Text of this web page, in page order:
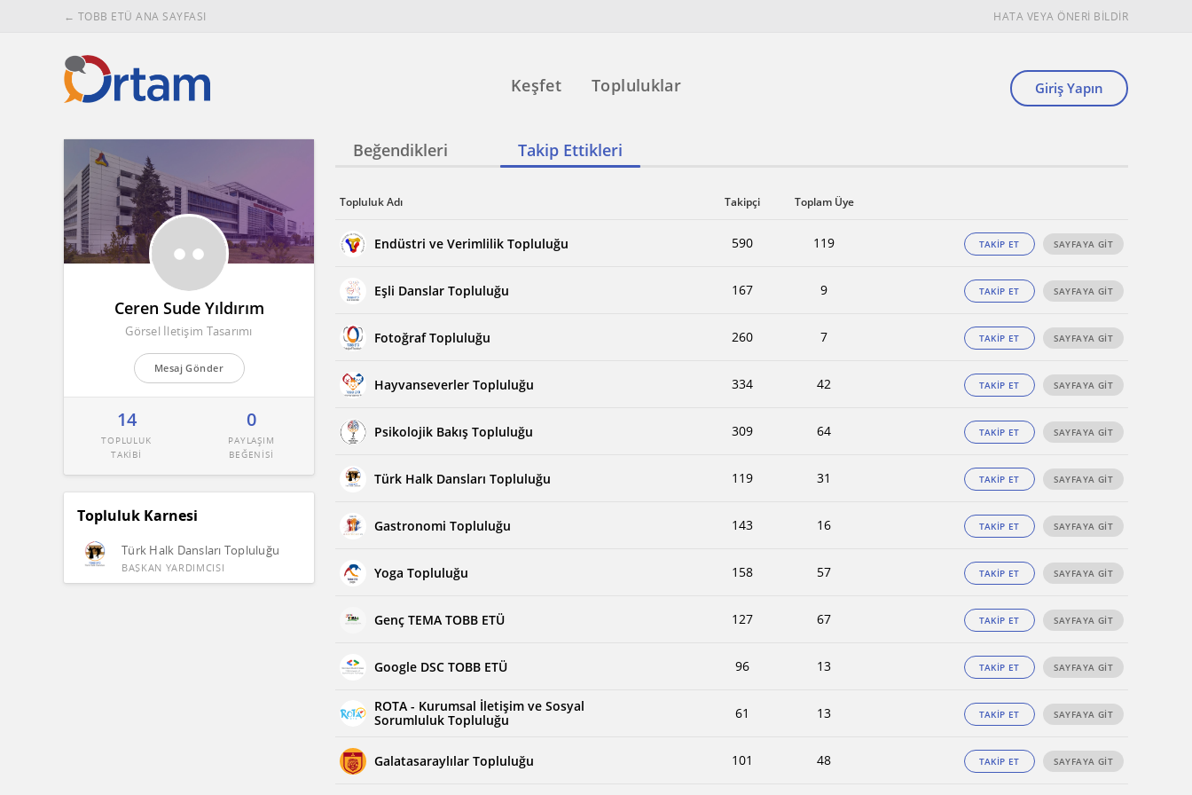
← TOBB ETÜ ANA SAYFASI HATA VEYA ÖNERİ BİLDİR
Keşfet Topluluklar
Ceren Sude Yıldırım
Görsel İletişim Tasarımı
Mesaj Gönder
14
TOPLULUK
TAKİBİ
0
PAYLAŞIM
BEĞENİSİ
Topluluk Karnesi
Türk Halk Dansları Topluluğu
BAŞKAN YARDIMCISI
Beğendikleri Takip Ettikleri
Topluluk Adı Takipçi Toplam Üye
Endüstri ve Verimlilik Topluluğu 590 119 TAKİP ET SAYFAYA GİT
Eşli Danslar Topluluğu 167 9 TAKİP ET SAYFAYA GİT
Fotoğraf Topluluğu 260 7 TAKİP ET SAYFAYA GİT
Hayvanseverler Topluluğu 334 42 TAKİP ET SAYFAYA GİT
Psikolojik Bakış Topluluğu 309 64 TAKİP ET SAYFAYA GİT
Türk Halk Dansları Topluluğu 119 31 TAKİP ET SAYFAYA GİT
Gastronomi Topluluğu 143 16 TAKİP ET SAYFAYA GİT
Yoga Topluluğu 158 57 TAKİP ET SAYFAYA GİT
Genç TEMA TOBB ETÜ 127 67 TAKİP ET SAYFAYA GİT
Google DSC TOBB ETÜ 96 13 TAKİP ET SAYFAYA GİT
ROTA - Kurumsal İletişim ve Sosyal
Sorumluluk Topluluğu
61 13 TAKİP ET SAYFAYA GİT
Galatasaraylılar Topluluğu 101 48 TAKİP ET SAYFAYA GİT
Giriş Yapın